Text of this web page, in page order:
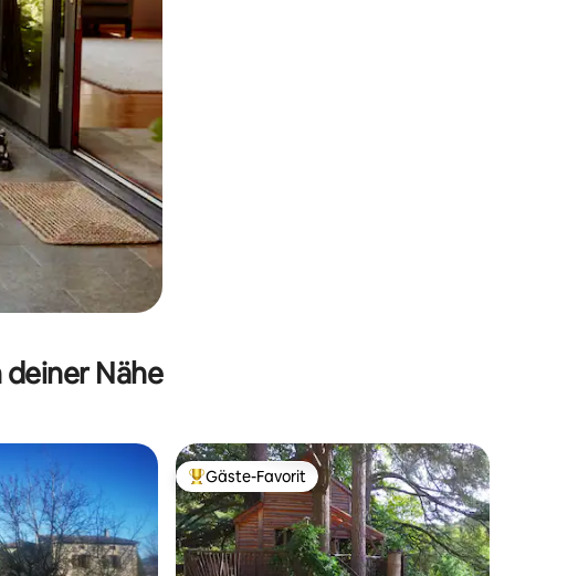
Nähe
Beliebter Gäste-Favorit.
Gäste-Favorit